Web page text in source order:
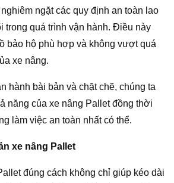
ngặt các quy định an toàn lao
trong quá trình vận hành. Điều này
bảo hộ phù hợp và không vượt quá
xe nâng.
hành bài bản và chặt chẽ, chúng ta
năng của xe nâng Pallet đồng thời
làm việc an toàn nhất có thể.
xe nâng Pallet
đúng cách không chỉ giúp kéo dài